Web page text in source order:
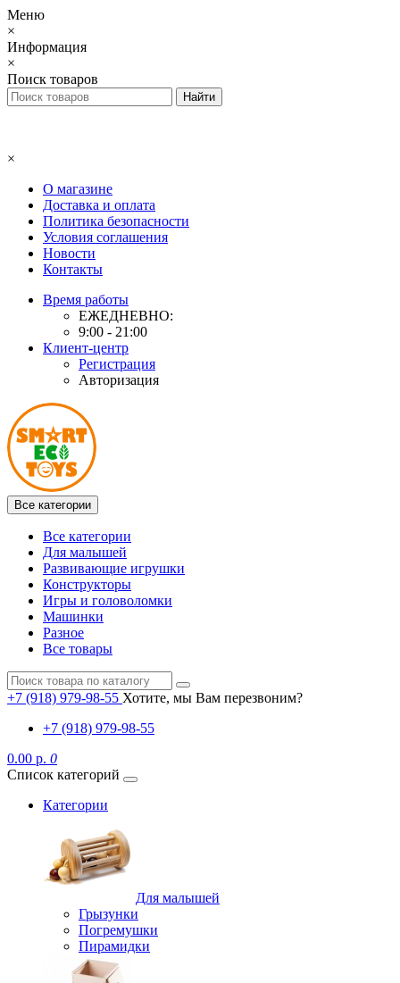
Меню
×
Информация
×
Поиск товаров
×
О магазине
Доставка и оплата
Политика безопасности
Условия соглашения
Новости
Контакты
Время работы
ЕЖЕДНЕВНО:
9:00 - 21:00
Клиент-центр
Регистрация
Авторизация
Все категории
Все категории
Для малышей
Развивающие игрушки
Конструкторы
Игры и головоломки
Машинки
Разное
Все товары
+7 (918) 979-98-55 Хотите, мы Вам перезвоним?
+7 (918) 979-98-55
0.00 р. 0
Список категорий
Категории
Для малышей
Грызунки
Погремушки
Пирамидки